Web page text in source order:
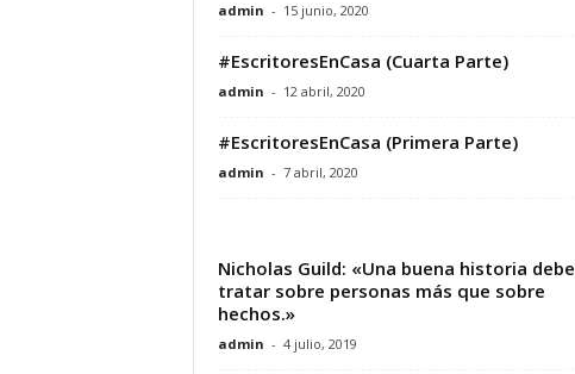
admin - 15 junio, 2020
#EscritoresEnCasa (Cuarta Parte)
admin - 12 abril, 2020
#EscritoresEnCasa (Primera Parte)
admin - 7 abril, 2020
Nicholas Guild: «Una buena historia debe
tratar sobre personas más que sobre
hechos.»
admin - 4 julio, 2019